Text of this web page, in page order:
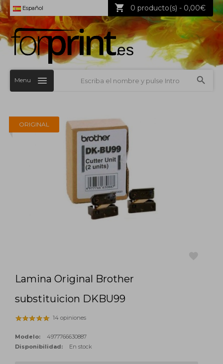
Español 0 producto(s) - 0,00€
Menu
ORIGINAL
Lamina Original Brother
substituicion DKBU99
14 opiniones
Modelo:
4977766630887
Disponibilidad:
En stock